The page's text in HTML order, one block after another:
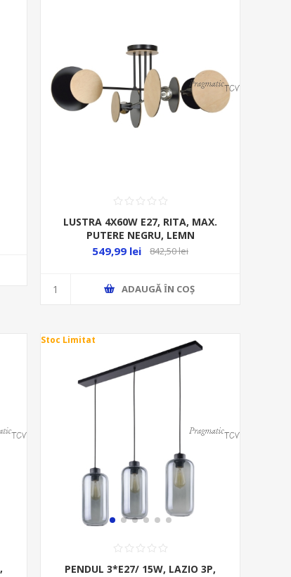
LUSTRA 4X60W E27, RITA, MAX.
PUTERE NEGRU, LEMN
549,99 lei 842,50 lei
ADAUGĂ ȊN COŞ
Stoc Limitat
PENDUL 3*E27/ 15W, LAZIO 3P,